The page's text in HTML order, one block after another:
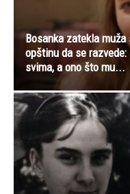
Bosanka zatekla
opštinu da se
svima, a ono što mu...